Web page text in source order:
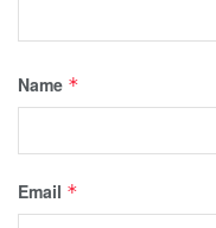
Name *
Email *